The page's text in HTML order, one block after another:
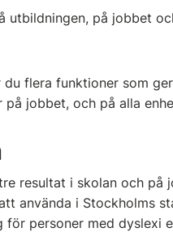
utbildningen, på jobbet
flera funktioner som
på jobbet, och på alla
resultat i skolan och
använda i Stockholms
personer med dyslexi